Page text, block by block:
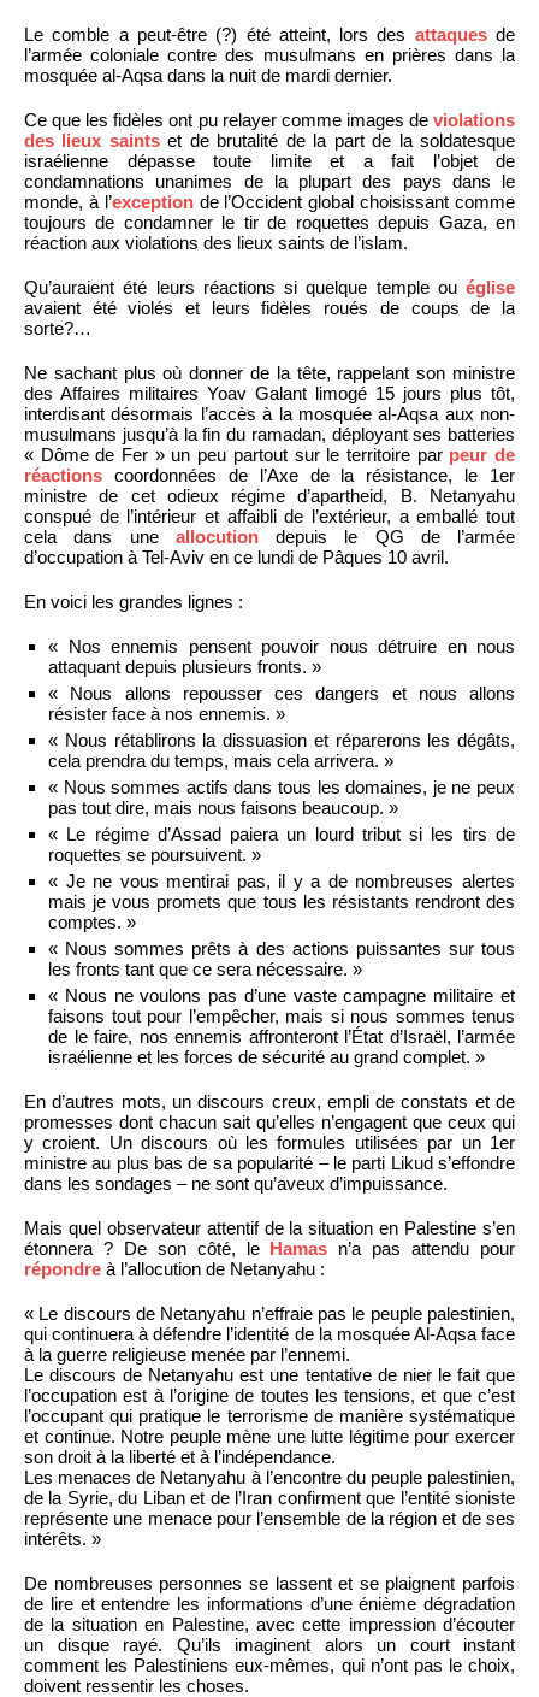
Le comble a peut-être (?) été atteint, lors des attaquesde
l’armée coloniale contre des musulmans en prières dans la
mosquée al-Aqsa dans la nuit de mardi dernier.
Ce que les fidèles ont pu relayer comme images de violations
des lieux saintset de brutalité de la part de la soldatesque
israélienne dépasse toute limite et a fait l’objet de
condamnations unanimes de la plupart des pays dans le
monde, à l’exceptionde l’Occident global choisissant comme
toujours de condamner le tir de roquettes depuis Gaza, en
réaction aux violations des lieux saints de l’islam.
Qu’auraient été leurs réactions si quelque temple ou église
avaient été violés et leurs fidèles roués de coups de la
sorte?…
Ne sachant plus où donner de la tête, rappelant son ministre
des Affaires militaires Yoav Galant limogé 15 jours plus tôt,
interdisant désormais l’accès à la mosquée al-Aqsa aux non-
musulmans jusqu’à la fin du ramadan, déployant ses batteries
« Dôme de Fer » un peu partout sur le territoire par peur de
réactions coordonnées de l’Axe de la résistance, le 1er
ministre de cet odieux régime d’apartheid, B. Netanyahu
conspué de l’intérieur et affaibli de l’extérieur, a emballé tout
cela dans une allocutiondepuis le QG de l’armée
d’occupation à Tel-Aviv en ce lundi de Pâques 10 avril.
En voici les grandes lignes :
« Nos ennemis pensent pouvoir nous détruire en nous
attaquant depuis plusieurs fronts. »
« Nous allons repousser ces dangers et nous allons
résister face à nos ennemis. »
« Nous rétablirons la dissuasion et réparerons les dégâts,
cela prendra du temps, mais cela arrivera. »
« Nous sommes actifs dans tous les domaines, je ne peux
pas tout dire, mais nous faisons beaucoup. »
« Le régime d’Assad paiera un lourd tribut si les tirs de
roquettes se poursuivent. »
« Je ne vous mentirai pas, il y a de nombreuses alertes
mais je vous promets que tous les résistants rendront des
comptes. »
« Nous sommes prêts à des actions puissantes sur tous
les fronts tant que ce sera nécessaire. »
« Nous ne voulons pas d’une vaste campagne militaire et
faisons tout pour l’empêcher, mais si nous sommes tenus
de le faire, nos ennemis affronteront l’État d’Israël, l’armée
israélienne et les forces de sécurité au grand complet. »
En d’autres mots, un discours creux, empli de constats et de
promesses dont chacun sait qu’elles n’engagent que ceux qui
y croient. Un discours où les formules utilisées par un 1er
ministre au plus bas de sa popularité – le parti Likud s’effondre
dans les sondages – ne sont qu’aveux d’impuissance.
Mais quel observateur attentif de la situation en Palestine s’en
étonnera ? De son côté, le Hamas n’a pas attendu pour
répondre à l’allocution de Netanyahu :
« Le discours de Netanyahu n’effraie pas le peuple palestinien,
qui continuera à défendre l’identité de la mosquée Al-Aqsa face
à la guerre religieuse menée par l’ennemi.
Le discours de Netanyahu est une tentative de nier le fait que
l’occupation est à l’origine de toutes les tensions, et que c’est
l’occupant qui pratique le terrorisme de manière systématique
et continue. Notre peuple mène une lutte légitime pour exercer
son droit à la liberté et à l’indépendance.
Les menaces de Netanyahu à l’encontre du peuple palestinien,
de la Syrie, du Liban et de l’Iran confirment que l’entité sioniste
représente une menace pour l’ensemble de la région et de ses
intérêts. »
De nombreuses personnes se lassent et se plaignent parfois
de lire et entendre les informations d’une énième dégradation
de la situation en Palestine, avec cette impression d’écouter
un disque rayé. Qu’ils imaginent alors un court instant
comment les Palestiniens eux-mêmes, qui n’ont pas le choix,
doivent ressentir les choses.